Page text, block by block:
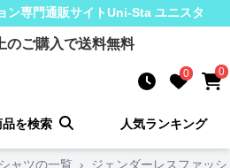
ン専門通販サイトUni-Sta ユニスタ
のご購入で送料無料
0 0
品を検索 人気ランキング
ャツの一覧 › ジェンダーレスファッ